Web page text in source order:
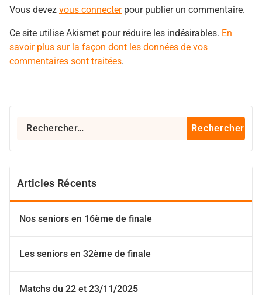
Vous devez vous connecterpour publier un commentaire.
Ce site utilise Akismet pour réduire les indésirables. En
savoir plus sur la façon dont les données de vos
commentaires sont traitées.
Rechercher :
Articles Récents
Nos seniors en 16ème de finale
Les seniors en 32ème de finale
Matchs du 22 et 23/11/2025